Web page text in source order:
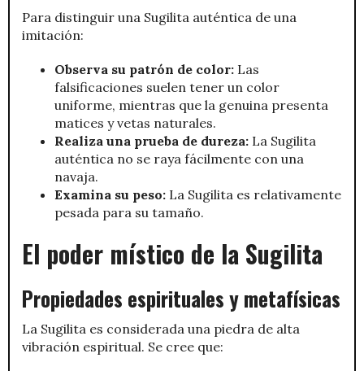
Para distinguir una Sugilita auténtica de una
imitación:
Observa su patrón de color: Las
falsificaciones suelen tener un color
uniforme, mientras que la genuina presenta
matices y vetas naturales.
Realiza una prueba de dureza: La Sugilita
auténtica no se raya fácilmente con una
navaja.
Examina su peso: La Sugilita es relativamente
pesada para su tamaño.
El poder místico de la Sugilita
Propiedades espirituales y metafísicas
La Sugilita es considerada una piedra de alta
vibración espiritual. Se cree que: